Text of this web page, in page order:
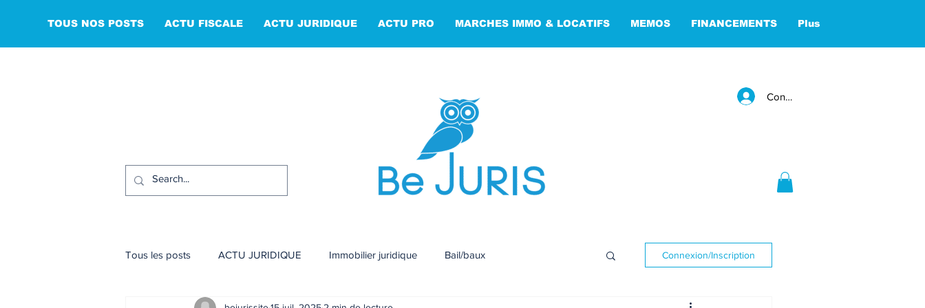
TOUS NOS POSTS ACTU FISCALE ACTU JURIDIQUE ACTU PRO MARCHES IMMO & LOCATIFS MEMOS FINANCEMENTS Plus
Connexion
Tous les posts ACTU JURIDIQUE Immobilier juridique Bail/baux Connexion/Inscription